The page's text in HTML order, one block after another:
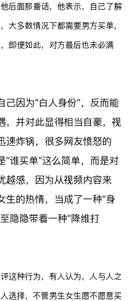
后面那番话，他表示，自己了解
大多数情况下都需要男方买单，
即便如此，对方最后也未必满
己因为“白人身份”，反而能
，并对此显得相当自豪，视
速炸锅，很多网友愤怒的
“谁买单”这么简单，而是对
越感，因为从视频内容来
生的热情，当成了一种“身
隐隐带着一种“降维打
这种行为，有人认为，人与人之
选择，不管男生女生愿不愿意买